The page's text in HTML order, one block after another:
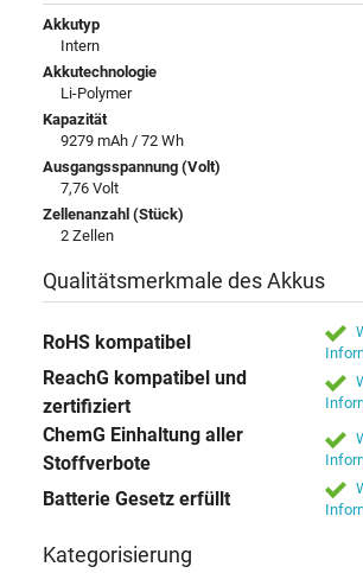
Akkutyp
Intern
Akkutechnologie
Li-Polymer
Kapazität
9279 mAh / 72 Wh
Ausgangsspannung (Volt)
7,76 Volt
Zellenanzahl (Stück)
2 Zellen
Qualitätsmerkmale des Akkus
RoHS kompatibel
ReachG kompatibel und
zertifiziert
ChemG Einhaltung aller
Stoffverbote
Batterie Gesetz erfüllt
Kategorisierung